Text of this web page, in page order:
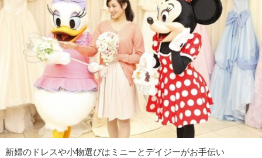
新婦のドレスや小物選びはミニーとデイジーがお手伝い